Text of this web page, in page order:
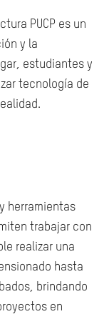
PUCP es un
y la
estudiantes y
tecnología de
herramientas
trabajar con
realizar una
hasta
brindando
en